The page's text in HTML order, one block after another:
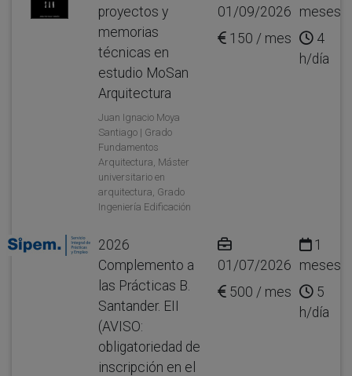
proyectos y
memorias
técnicas en
estudio MoSan
Arquitectura
Juan Ignacio Moya
Santiago | Grado
Fundamentos
Arquitectura, Máster
universitario en
arquitectura, Grado
Ingeniería Edificación
01/09/2026
150 / mes
meses
4
h/día
2026
Complemento a
las Prácticas B.
Santander. EII
(AVISO:
obligatoriedad de
inscripción en el
01/07/2026
500 / mes
1
meses
5
h/día